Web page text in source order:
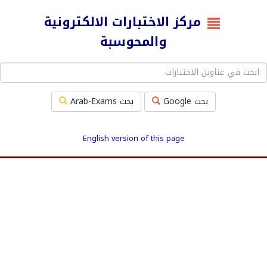
مركز الاختبارات الالكترونية
والمحوسبة
بحث Google بحث Arab-Exams
English version of this page